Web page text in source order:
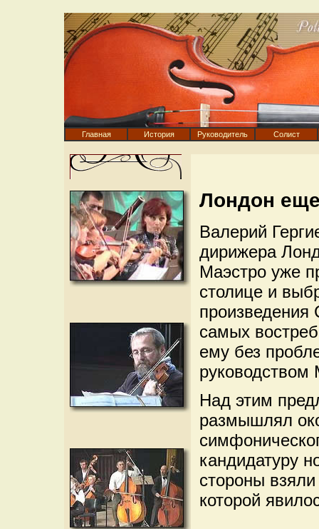
Главная История Руководитель Солист
Лондон еще
Валерий
дирижера
Маэстро уже
столице и
произведения
самых
ему без
руководством
Над этим
размышлял
кандидатуру
стороны
которой